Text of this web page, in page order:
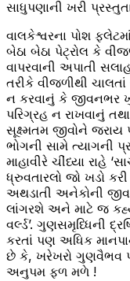
સાધુપણાની ખરી
વાલકેશ્વરના પોશ
બેઠા બેઠા પેટ્રોલ કે
વાપરવાની અપાતી
તરીકે વીજળીથી
ન કરવાનું કે જીવનભર
પરિગ્રહ ન રાખવાનું
સૂક્ષ્મતમ જીવોને જરાય
ભોગની સામે ત્યાગની
માહાવીરે ચીંધ્યા રાહે
ધ્રુવતારલો જો ખડો
અથડાતી અનેકોની
લાંગરશે અને માટે જ
વર્લ્ડ’. ગુણસમૃધ્ધિની
કરતાં પણ અધિક
છે કે, ખરેખરો ગુણવૈભવ
અનુપમ ફળ મળે !